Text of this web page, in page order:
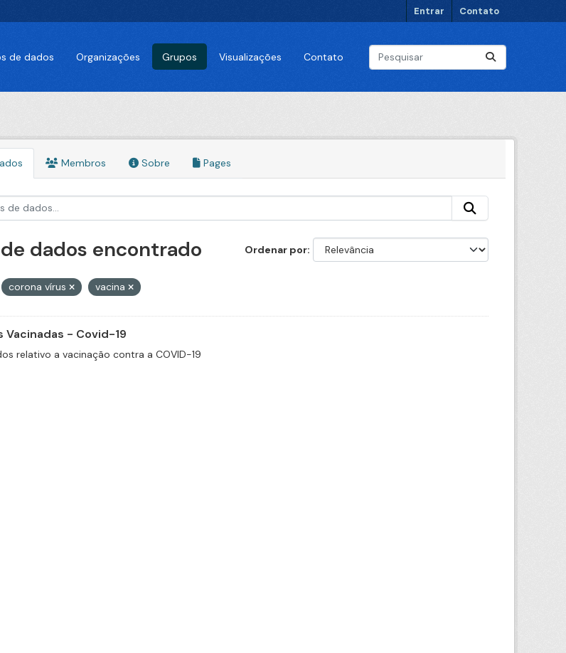
Entrar Contato
de dados Organizações Grupos Visualizações Contato
Membros Sobre Pages
Ordenar por
dados encontrado
corona vírus vacina
Vacinadas - Covid-19
relativo a vacinação contra a COVID-19